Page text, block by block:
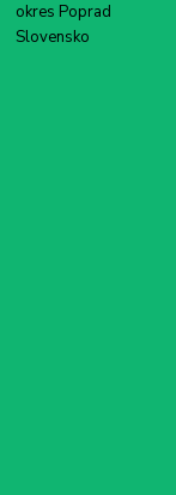
okres Poprad
Slovensko